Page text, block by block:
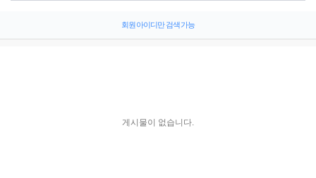
회원 아이디만 검색 가능
게시물이 없습니다.